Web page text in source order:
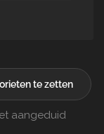
te zetten
aangeduid